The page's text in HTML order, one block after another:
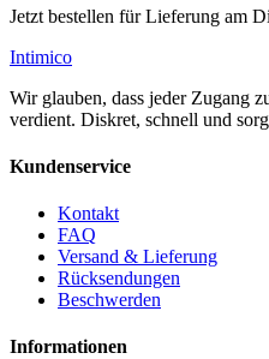
Jetzt bestellen für Lieferung am
Intimico
Wir glauben, dass jeder Zugang
verdient. Diskret, schnell und
Kundenservice
Kontakt
FAQ
Versand & Lieferung
Rücksendungen
Beschwerden
Informationen